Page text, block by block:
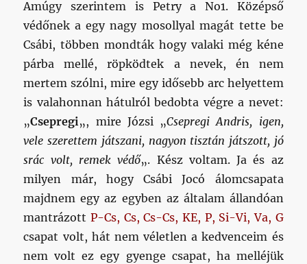
Amúgy szerintem is Petry a No1. Középső
védőnek a egy nagy mosollyal magát tette be
Csábi, többen mondták hogy valaki még kéne
párba mellé, röpködtek a nevek, én nem
mertem szólni, mire egy idősebb arc helyettem
is valahonnan hátulról bedobta végre a nevet:
„Csepregi„, mire Józsi „Csepregi Andris, igen,
vele szerettem játszani, nagyon tisztán játszott, jó
srác volt, remek védő„. Kész voltam. Ja és az
milyen már, hogy Csábi Jocó álomcsapata
majdnem egy az egyben az általam állandóan
mantrázottP-Cs, Cs, Cs-Cs, KE, P, Si-Vi, Va, G
csapat volt, hát nem véletlen a kedvenceim és
nem volt ez egy gyenge csapat, ha melléjük